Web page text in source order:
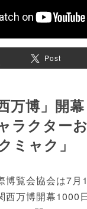
Post
万博」開
ラクター
ミャク」
覧会協会は7月
西万博開幕1000